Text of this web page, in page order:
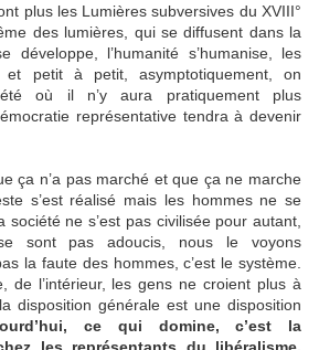
plus les Lumières subversives du XVIII°
des lumières, qui se diffusent dans la
développe, l’humanité s’humanise, les
et petit à petit, asymptotiquement, on
où il n’y aura pratiquement plus
représentative tendra à devenir
ça n’a pas marché et que ça ne marche
s’est réalisé mais les hommes ne se
société ne s’est pas civilisée pour autant,
sont pas adoucis, nous le voyons
la faute des hommes, c’est le système.
de l’intérieur, les gens ne croient plus à
disposition générale est une disposition
ce qui domine, c’est la